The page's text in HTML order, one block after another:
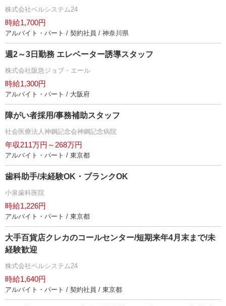
株式会社ベルシステム24
時給1,700円
アルバイト・パート / 契約社員 / 神奈川県
週2～3日勤務 エレベーター誘導スタッフ
株式会社阪急ジョブ・エール
時給1,300円
アルバイト・パート / 大阪府
障がい者採用/事務補助スタッフ
社会医療法人神鋼記念会神鋼記念病院
年収211万円～268万円
アルバイト・パート / 東京都
歯科助手/未経験OK・ブランクOK
小泉歯科医院
時給1,226円
アルバイト・パート / 東京都
大手百貨店クレカのコールセンター/短期来年4月末まで/未
経験歓迎
株式会社ベルシステム24
時給1,640円
アルバイト・パート / 契約社員 / 東京都